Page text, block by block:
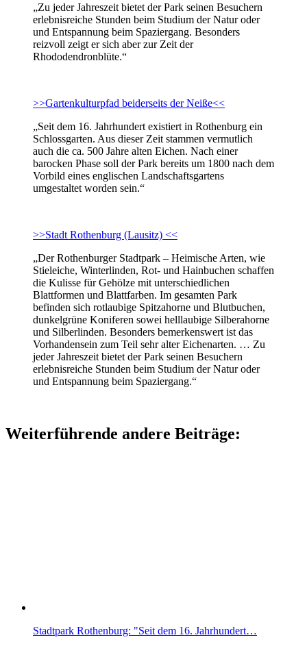
„Zu jeder Jahreszeit bietet der Park seinen Besuchern
erlebnisreiche Stunden beim Studium der Natur oder
und Entspannung beim Spaziergang. Besonders
reizvoll zeigt er sich aber zur Zeit der
Rhododendronblüte.“
>>Gartenkulturpfad beiderseits der Neiße<<
„Seit dem 16. Jahrhundert existiert in Rothenburg ein
Schlossgarten. Aus dieser Zeit stammen vermutlich
auch die ca. 500 Jahre alten Eichen. Nach einer
barocken Phase soll der Park bereits um 1800 nach dem
Vorbild eines englischen Landschaftsgartens
umgestaltet worden sein.“
>>Stadt Rothenburg (Lausitz) <<
„Der Rothenburger Stadtpark – Heimische Arten, wie
Stieleiche, Winterlinden, Rot- und Hainbuchen schaffen
die Kulisse für Gehölze mit unterschiedlichen
Blattformen und Blattfarben. Im gesamten Park
befinden sich rotlaubige Spitzahorne und Blutbuchen,
dunkelgrüne Koniferen sowei helllaubige Silberahorne
und Silberlinden. Besonders bemerkenswert ist das
Vorhandensein zum Teil sehr alter Eichenarten. … Zu
jeder Jahreszeit bietet der Park seinen Besuchern
erlebnisreiche Stunden beim Studium der Natur oder
und Entspannung beim Spaziergang.“
Weiterführende andere Beiträge:
Stadtpark Rothenburg: "Seit dem 16. Jahrhundert…